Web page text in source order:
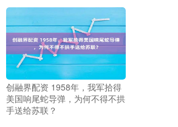
创融界配资 1958年，我军拾得
美国响尾蛇导弹，为何不得不拱
手送给苏联？